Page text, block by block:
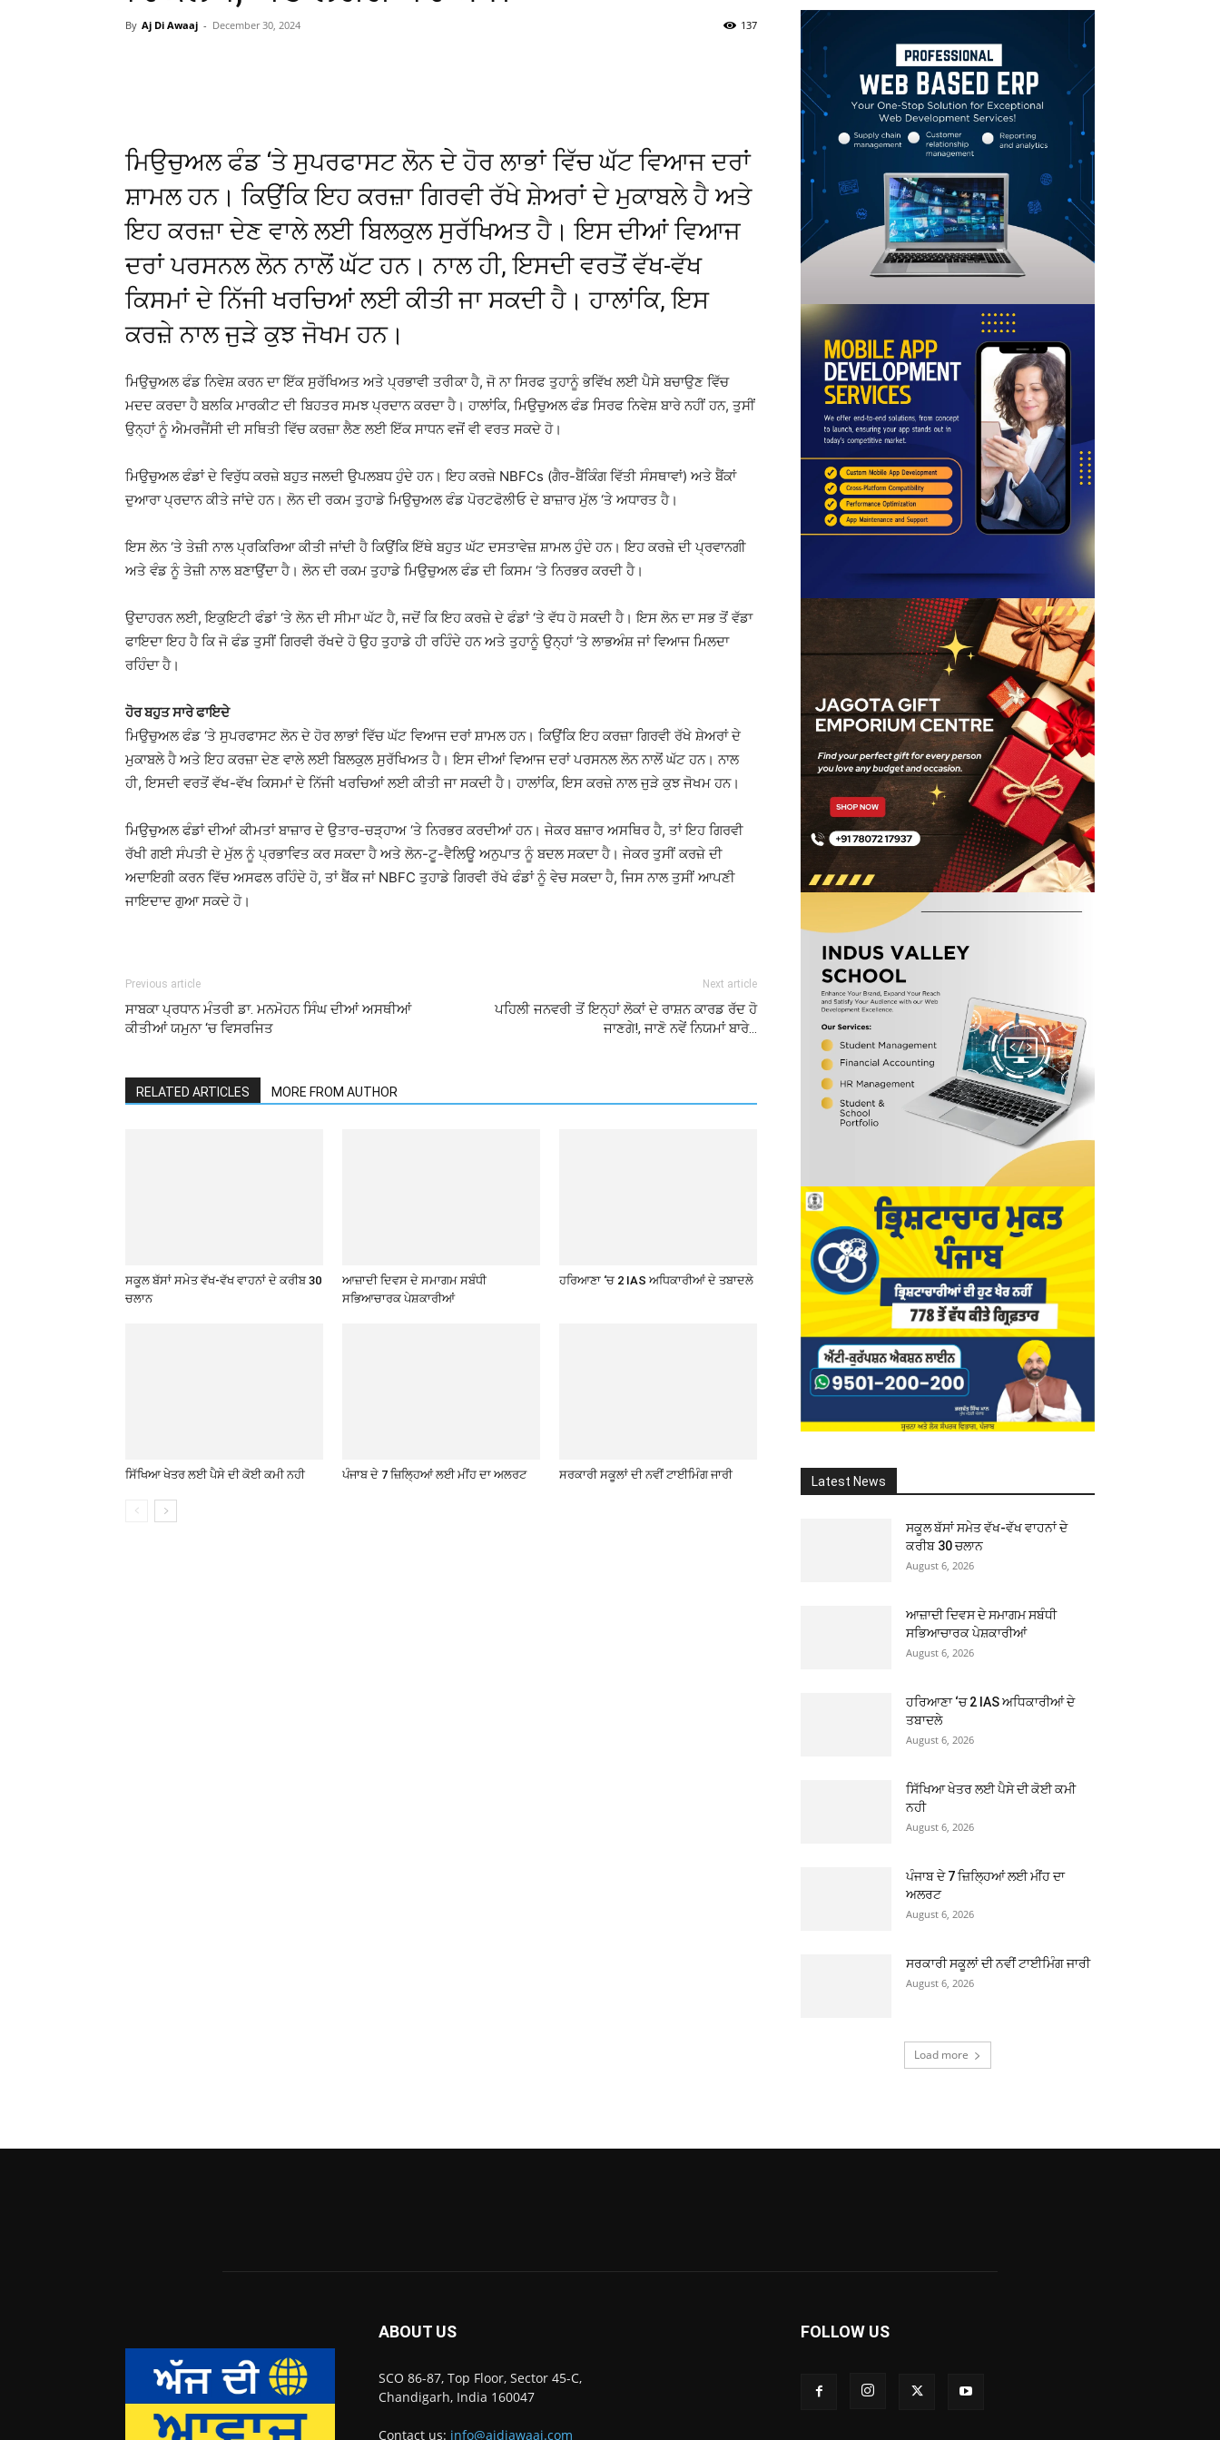
By Aj Di Awaaj - December 30, 2024 137
Email Print
ਮਿਉਚੁਅਲ ਫੰਡ ‘ਤੇ ਸੁਪਰਫਾਸਟ ਲੋਨ ਦੇ ਹੋਰ ਲਾਭਾਂ ਵਿੱਚ ਘੱਟ ਵਿਆਜ ਦਰਾਂ
ਸ਼ਾਮਲ ਹਨ। ਕਿਉਂਕਿ ਇਹ ਕਰਜ਼ਾ ਗਿਰਵੀ ਰੱਖੇ ਸ਼ੇਅਰਾਂ ਦੇ ਮੁਕਾਬਲੇ ਹੈ ਅਤੇ
ਇਹ ਕਰਜ਼ਾ ਦੇਣ ਵਾਲੇ ਲਈ ਬਿਲਕੁਲ ਸੁਰੱਖਿਅਤ ਹੈ। ਇਸ ਦੀਆਂ ਵਿਆਜ
ਦਰਾਂ ਪਰਸਨਲ ਲੋਨ ਨਾਲੋਂ ਘੱਟ ਹਨ। ਨਾਲ ਹੀ, ਇਸਦੀ ਵਰਤੋਂ ਵੱਖ-ਵੱਖ
ਕਿਸਮਾਂ ਦੇ ਨਿੱਜੀ ਖਰਚਿਆਂ ਲਈ ਕੀਤੀ ਜਾ ਸਕਦੀ ਹੈ। ਹਾਲਾਂਕਿ, ਇਸ
ਕਰਜ਼ੇ ਨਾਲ ਜੁੜੇ ਕੁਝ ਜੋਖਮ ਹਨ।
ਮਿਉਚੁਅਲ ਫੰਡ ਨਿਵੇਸ਼ ਕਰਨ ਦਾ ਇੱਕ ਸੁਰੱਖਿਅਤ ਅਤੇ ਪ੍ਰਭਾਵੀ ਤਰੀਕਾ ਹੈ, ਜੋ ਨਾ ਸਿਰਫ ਤੁਹਾਨੂੰ ਭਵਿੱਖ ਲਈ ਪੈਸੇ ਬਚਾਉਣ ਵਿੱਚ
ਮਦਦ ਕਰਦਾ ਹੈ ਬਲਕਿ ਮਾਰਕੀਟ ਦੀ ਬਿਹਤਰ ਸਮਝ ਪ੍ਰਦਾਨ ਕਰਦਾ ਹੈ। ਹਾਲਾਂਕਿ, ਮਿਉਚੁਅਲ ਫੰਡ ਸਿਰਫ ਨਿਵੇਸ਼ ਬਾਰੇ ਨਹੀਂ ਹਨ, ਤੁਸੀਂ
ਉਨ੍ਹਾਂ ਨੂੰ ਐਮਰਜੈਂਸੀ ਦੀ ਸਥਿਤੀ ਵਿੱਚ ਕਰਜ਼ਾ ਲੈਣ ਲਈ ਇੱਕ ਸਾਧਨ ਵਜੋਂ ਵੀ ਵਰਤ ਸਕਦੇ ਹੋ।
ਮਿਉਚੁਅਲ ਫੰਡਾਂ ਦੇ ਵਿਰੁੱਧ ਕਰਜ਼ੇ ਬਹੁਤ ਜਲਦੀ ਉਪਲਬਧ ਹੁੰਦੇ ਹਨ। ਇਹ ਕਰਜ਼ੇ NBFCs (ਗੈਰ-ਬੈਂਕਿੰਗ ਵਿੱਤੀ ਸੰਸਥਾਵਾਂ) ਅਤੇ ਬੈਂਕਾਂ
ਦੁਆਰਾ ਪ੍ਰਦਾਨ ਕੀਤੇ ਜਾਂਦੇ ਹਨ। ਲੋਨ ਦੀ ਰਕਮ ਤੁਹਾਡੇ ਮਿਉਚੁਅਲ ਫੰਡ ਪੋਰਟਫੋਲੀਓ ਦੇ ਬਾਜ਼ਾਰ ਮੁੱਲ ‘ਤੇ ਅਧਾਰਤ ਹੈ।
ਇਸ ਲੋਨ ‘ਤੇ ਤੇਜ਼ੀ ਨਾਲ ਪ੍ਰਕਿਰਿਆ ਕੀਤੀ ਜਾਂਦੀ ਹੈ ਕਿਉਂਕਿ ਇੱਥੇ ਬਹੁਤ ਘੱਟ ਦਸਤਾਵੇਜ਼ ਸ਼ਾਮਲ ਹੁੰਦੇ ਹਨ। ਇਹ ਕਰਜ਼ੇ ਦੀ ਪ੍ਰਵਾਨਗੀ
ਅਤੇ ਵੰਡ ਨੂੰ ਤੇਜ਼ੀ ਨਾਲ ਬਣਾਉਂਦਾ ਹੈ। ਲੋਨ ਦੀ ਰਕਮ ਤੁਹਾਡੇ ਮਿਉਚੁਅਲ ਫੰਡ ਦੀ ਕਿਸਮ ‘ਤੇ ਨਿਰਭਰ ਕਰਦੀ ਹੈ।
ਉਦਾਹਰਨ ਲਈ, ਇਕੁਇਟੀ ਫੰਡਾਂ ‘ਤੇ ਲੋਨ ਦੀ ਸੀਮਾ ਘੱਟ ਹੈ, ਜਦੋਂ ਕਿ ਇਹ ਕਰਜ਼ੇ ਦੇ ਫੰਡਾਂ ‘ਤੇ ਵੱਧ ਹੋ ਸਕਦੀ ਹੈ। ਇਸ ਲੋਨ ਦਾ ਸਭ ਤੋਂ ਵੱਡਾ
ਫਾਇਦਾ ਇਹ ਹੈ ਕਿ ਜੋ ਫੰਡ ਤੁਸੀਂ ਗਿਰਵੀ ਰੱਖਦੇ ਹੋ ਉਹ ਤੁਹਾਡੇ ਹੀ ਰਹਿੰਦੇ ਹਨ ਅਤੇ ਤੁਹਾਨੂੰ ਉਨ੍ਹਾਂ ‘ਤੇ ਲਾਭਅੰਸ਼ ਜਾਂ ਵਿਆਜ ਮਿਲਦਾ
ਰਹਿੰਦਾ ਹੈ।
ਹੋਰ ਬਹੁਤ ਸਾਰੇ ਫਾਇਦੇ
ਮਿਉਚੁਅਲ ਫੰਡ ‘ਤੇ ਸੁਪਰਫਾਸਟ ਲੋਨ ਦੇ ਹੋਰ ਲਾਭਾਂ ਵਿੱਚ ਘੱਟ ਵਿਆਜ ਦਰਾਂ ਸ਼ਾਮਲ ਹਨ। ਕਿਉਂਕਿ ਇਹ ਕਰਜ਼ਾ ਗਿਰਵੀ ਰੱਖੇ ਸ਼ੇਅਰਾਂ ਦੇ
ਮੁਕਾਬਲੇ ਹੈ ਅਤੇ ਇਹ ਕਰਜ਼ਾ ਦੇਣ ਵਾਲੇ ਲਈ ਬਿਲਕੁਲ ਸੁਰੱਖਿਅਤ ਹੈ। ਇਸ ਦੀਆਂ ਵਿਆਜ ਦਰਾਂ ਪਰਸਨਲ ਲੋਨ ਨਾਲੋਂ ਘੱਟ ਹਨ। ਨਾਲ
ਹੀ, ਇਸਦੀ ਵਰਤੋਂ ਵੱਖ-ਵੱਖ ਕਿਸਮਾਂ ਦੇ ਨਿੱਜੀ ਖਰਚਿਆਂ ਲਈ ਕੀਤੀ ਜਾ ਸਕਦੀ ਹੈ। ਹਾਲਾਂਕਿ, ਇਸ ਕਰਜ਼ੇ ਨਾਲ ਜੁੜੇ ਕੁਝ ਜੋਖਮ ਹਨ।
ਮਿਉਚੁਅਲ ਫੰਡਾਂ ਦੀਆਂ ਕੀਮਤਾਂ ਬਾਜ਼ਾਰ ਦੇ ਉਤਾਰ-ਚੜ੍ਹਾਅ ‘ਤੇ ਨਿਰਭਰ ਕਰਦੀਆਂ ਹਨ। ਜੇਕਰ ਬਜ਼ਾਰ ਅਸਥਿਰ ਹੈ, ਤਾਂ ਇਹ ਗਿਰਵੀ
ਰੱਖੀ ਗਈ ਸੰਪਤੀ ਦੇ ਮੁੱਲ ਨੂੰ ਪ੍ਰਭਾਵਿਤ ਕਰ ਸਕਦਾ ਹੈ ਅਤੇ ਲੋਨ-ਟੂ-ਵੈਲਿਊ ਅਨੁਪਾਤ ਨੂੰ ਬਦਲ ਸਕਦਾ ਹੈ। ਜੇਕਰ ਤੁਸੀਂ ਕਰਜ਼ੇ ਦੀ
ਅਦਾਇਗੀ ਕਰਨ ਵਿੱਚ ਅਸਫਲ ਰਹਿੰਦੇ ਹੋ, ਤਾਂ ਬੈਂਕ ਜਾਂ NBFC ਤੁਹਾਡੇ ਗਿਰਵੀ ਰੱਖੇ ਫੰਡਾਂ ਨੂੰ ਵੇਚ ਸਕਦਾ ਹੈ, ਜਿਸ ਨਾਲ ਤੁਸੀਂ ਆਪਣੀ
ਜਾਇਦਾਦ ਗੁਆ ਸਕਦੇ ਹੋ।
Previous article
ਸਾਬਕਾ ਪ੍ਰਧਾਨ ਮੰਤਰੀ ਡਾ. ਮਨਮੋਹਨ ਸਿੰਘ ਦੀਆਂ ਅਸਥੀਆਂ
ਕੀਤੀਆਂ ਯਮੁਨਾ ‘ਚ ਵਿਸਰਜਿਤ
Next article
ਪਹਿਲੀ ਜਨਵਰੀ ਤੋਂ ਇਨ੍ਹਾਂ ਲੋਕਾਂ ਦੇ ਰਾਸ਼ਨ ਕਾਰਡ ਰੱਦ ਹੋ
ਜਾਣਗੇ!, ਜਾਣੋ ਨਵੇਂ ਨਿਯਮਾਂ ਬਾਰੇ…
RELATED ARTICLES MORE FROM AUTHOR
ਸਕੂਲ ਬੱਸਾਂ ਸਮੇਤ ਵੱਖ-ਵੱਖ ਵਾਹਨਾਂ ਦੇ ਕਰੀਬ 30
ਚਲਾਨ
ਆਜ਼ਾਦੀ ਦਿਵਸ ਦੇ ਸਮਾਗਮ ਸਬੰਧੀ
ਸਭਿਆਚਾਰਕ ਪੇਸ਼ਕਾਰੀਆਂ
ਹਰਿਆਣਾ ‘ਚ 2 IAS ਅਧਿਕਾਰੀਆਂ ਦੇ ਤਬਾਦਲੇ
ਸਿੱਖਿਆ ਖੇਤਰ ਲਈ ਪੈਸੇ ਦੀ ਕੋਈ ਕਮੀ ਨਹੀ ਪੰਜਾਬ ਦੇ 7 ਜ਼ਿਲ੍ਹਿਆਂ ਲਈ ਮੀਂਹ ਦਾ ਅਲਰਟ ਸਰਕਾਰੀ ਸਕੂਲਾਂ ਦੀ ਨਵੀਂ ਟਾਈਮਿੰਗ ਜਾਰੀ Latest News
ਸਕੂਲ ਬੱਸਾਂ ਸਮੇਤ ਵੱਖ-ਵੱਖ ਵਾਹਨਾਂ ਦੇ
ਕਰੀਬ 30 ਚਲਾਨ
August 6, 2026
ਆਜ਼ਾਦੀ ਦਿਵਸ ਦੇ ਸਮਾਗਮ ਸਬੰਧੀ
ਸਭਿਆਚਾਰਕ ਪੇਸ਼ਕਾਰੀਆਂ
August 6, 2026
ਹਰਿਆਣਾ ‘ਚ 2 IAS ਅਧਿਕਾਰੀਆਂ ਦੇ
ਤਬਾਦਲੇ
August 6, 2026
ਸਿੱਖਿਆ ਖੇਤਰ ਲਈ ਪੈਸੇ ਦੀ ਕੋਈ ਕਮੀ
ਨਹੀ
August 6, 2026
ਪੰਜਾਬ ਦੇ 7 ਜ਼ਿਲ੍ਹਿਆਂ ਲਈ ਮੀਂਹ ਦਾ
ਅਲਰਟ
August 6, 2026
ਸਰਕਾਰੀ ਸਕੂਲਾਂ ਦੀ ਨਵੀਂ ਟਾਈਮਿੰਗ ਜਾਰੀ
August 6, 2026
Load more
ABOUT US
SCO 86-87, Top Floor, Sector 45-C,
Chandigarh, India 160047
Contact us: info@ajdiawaaj.com
FOLLOW US